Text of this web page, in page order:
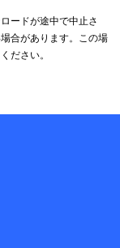
ードが途中で中止さ
合があります。この場
ださい。